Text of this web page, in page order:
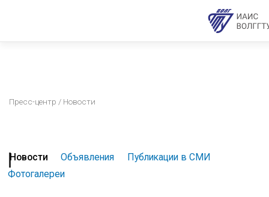
Пресс-центр / Новости
Новости Объявления
Публикации в СМИ
Фотогалереи